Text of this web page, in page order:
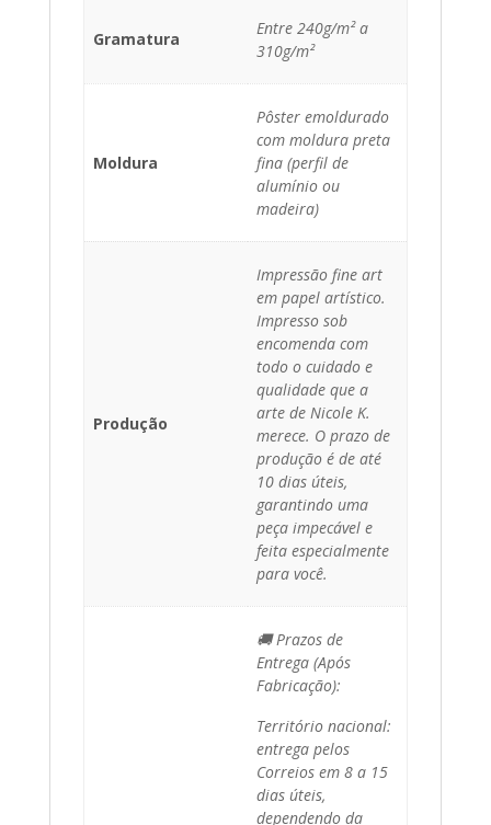
Gramatura
Entre 240g/m² a
310g/m²
Moldura
Pôster emoldurado
com moldura preta
fina (perfil de
alumínio ou
madeira)
Produção
Impressão fine art
em papel artístico.
Impresso sob
encomenda com
todo o cuidado e
qualidade que a
arte de Nicole K.
merece. O prazo de
produção é de até
10 dias úteis,
garantindo uma
peça impecável e
feita especialmente
para você.
🚚 Prazos de
Entrega (Após
Fabricação):
Território nacional:
entrega pelos
Correios em 8 a 15
dias úteis,
dependendo da